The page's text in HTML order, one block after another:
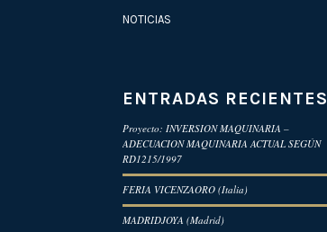
NOTICIAS
ENTRADAS RECIENTES
Proyecto: INVERSION MAQUINARIA –
ADECUACION MAQUINARIA ACTUAL SEGÚN
RD1215/1997
FERIA VICENZAORO (Italia)
MADRIDJOYA (Madrid)